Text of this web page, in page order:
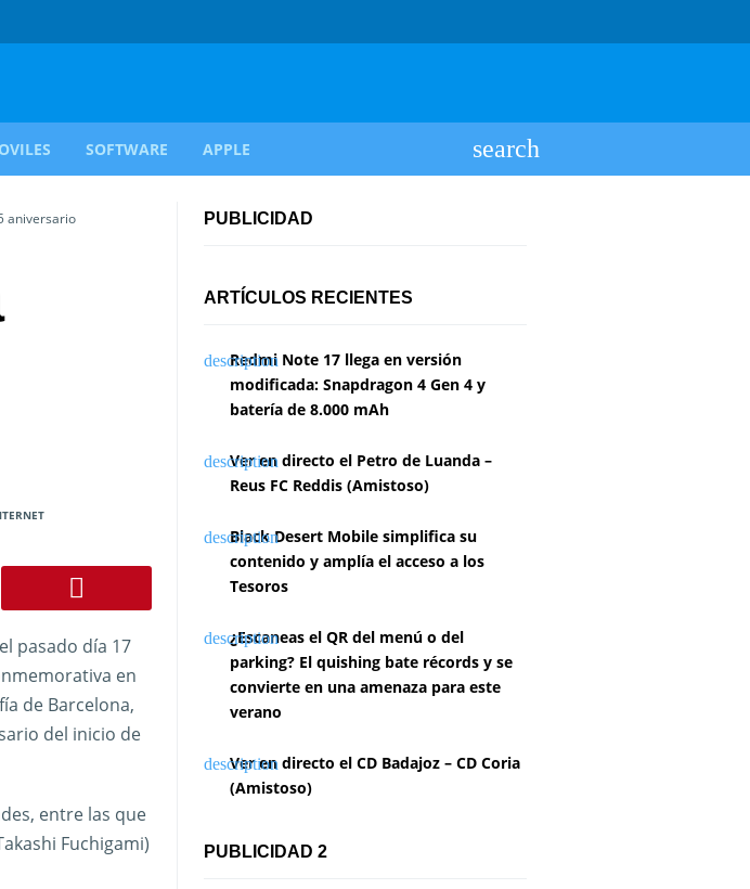
SOFTWARE APPLE
aniversario
pasado día 17
en
de Barcelona,
del inicio de
entre las que
Fuchigami)
PUBLICIDAD
ARTÍCULOS RECIENTES
Redmi Note 17 llega en versión
modificada: Snapdragon 4 Gen 4 y
batería de 8.000 mAh
Ver en directo el Petro de Luanda –
Reus FC Reddis (Amistoso)
Black Desert Mobile simplifica su
contenido y amplía el acceso a los
Tesoros
¿Escaneas el QR del menú o del
parking? El quishing bate récords y se
convierte en una amenaza para este
verano
Ver en directo el CD Badajoz – CD Coria
(Amistoso)
PUBLICIDAD 2